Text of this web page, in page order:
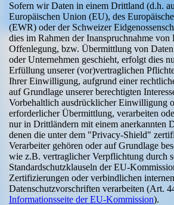
Sofern wir Daten in einem Drittland (d.h.
Europäischen Union (EU), des
(EWR) oder der Schweizer
dies im Rahmen der Inanspruchnahme
Offenlegung, bzw. Übermittlung von Daten
oder Unternehmen geschieht, erfolgt dies
Erfüllung unserer (vor)vertraglichen
Ihrer Einwilligung, aufgrund einer
auf Grundlage unserer berechtigten
Vorbehaltlich ausdrücklicher Einwilligung
erforderlicher Übermittlung, verarbeiten
nur in Drittländern mit einem anerkannten
denen die unter dem "Privacy-Shield"
Verarbeiter gehören oder auf Grundlage
wie z.B. vertraglicher Verpflichtung durch
Standardschutzklauseln der EU-
Zertifizierungen oder verbindlichen internen
Datenschutzvorschriften verarbeiten (Art.
Informationsseite der EU-Kommission).